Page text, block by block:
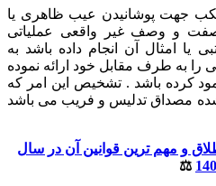
جهت پوشانیدن عیب ظاهری یا
و وصف غیر واقعی عملیاتی
یا امثال آن انجام داده باشد به
به طرف مقابل خود ارائه نموده
کرده باشد . تشخیص این امر که
مصداق تدلیس و فریب می باشد
و مهم ترین قوانین آن در سال
⚖️